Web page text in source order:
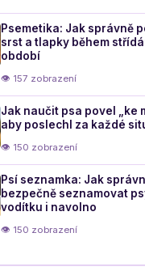
Psemetika: Jak správně
srst a tlapky během
období
👁 157 zobrazení
Jak naučit psa povel „ke
aby poslechl za každé
👁 150 zobrazení
Psí seznamka: Jak
bezpečně seznamovat
vodítku i navolno
👁 150 zobrazení